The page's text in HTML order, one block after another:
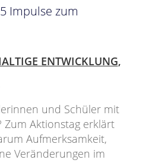
Impulse zum
ENTWICKLUNG,
und Schüler mit
Zum Aktionstag erklärt
Aufmerksamkeit,
Veränderungen im